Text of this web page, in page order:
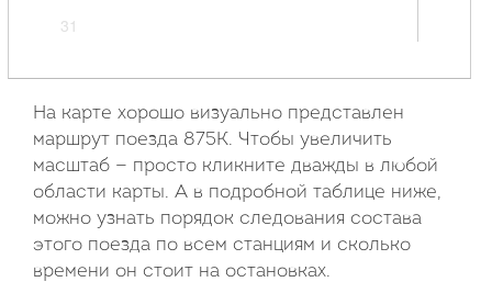
31
Пн Вт Ср Чт Пт Сб
Вс
1
2 3 4 5
6
7
8 9 10 11 12
13
14
15 16 17 18 19
На карте хорошо визуально представлен
маршрут поезда 875К. Чтобы увеличить
масштаб — просто кликните дважды в любой
области карты. А в подробной таблице ниже,
можно узнать порядок следования состава
этого поезда по всем станциям и сколько
времени он стоит на остановках.